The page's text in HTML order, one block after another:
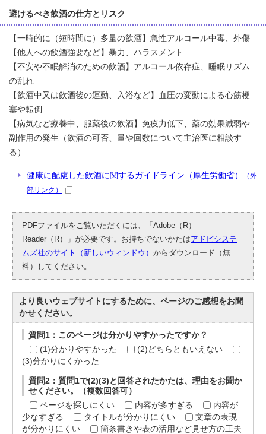
避けるべき飲酒の仕方とリスク
【一時的に（短時間に）多量の飲酒】急性アルコール中毒、外傷
【他人への飲酒強要など】暴力、ハラスメント
【不安や不眠解消のための飲酒】アルコール依存症、睡眠リズム
の乱れ
【飲酒中又は飲酒後の運動、入浴など】血圧の変動による心筋梗
塞や転倒
【病気など療養中、服薬後の飲酒】免疫力低下、薬の効果減弱や
副作用の発生（飲酒の可否、量や回数について主治医に相談す
る）
健康に配慮した飲酒に関するガイドライン（厚生労働省）
（外
部リンク）
PDFファイルをご覧いただくには、「Adobe（R）
Reader（R）」が必要です。お持ちでないかたはアドビシステ
ムズ社のサイト（新しいウィンドウ）からダウンロード（無
料）してください。
より良いウェブサイトにするために、ページのご感想をお聞
かせください。
質問1：このページは分かりやすかったですか？
(1)分かりやすかった
(2)どちらともいえない
(3)分かりにくかった
質問2：質問1で(2)(3)と回答されたかたは、理由をお聞か
せください。（複数回答可）
ページを探しにくい
内容が多すぎる
内容が
少なすぎる
タイトルが分かりにくい
文章の表現
が分かりにくい
箇条書きや表の活用など見せ方の工夫